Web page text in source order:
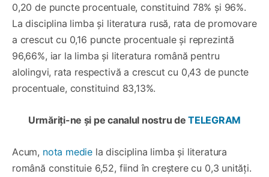
0,20 de puncte procentuale, constituind 78% și 96%.
La disciplina limba și literatura rusă, rata de promovare
a crescut cu 0,16 puncte procentuale și reprezintă
96,66%, iar la limba și literatura română pentru
alolingvi, rata respectivă a crescut cu 0,43 de puncte
procentuale, constituind 83,13%.
Urmăriți-ne și pe canalul nostru deTELEGRAM
Acum, nota medie la disciplina limba și literatura
română constituie 6,52, fiind în creștere cu 0,3 unități.